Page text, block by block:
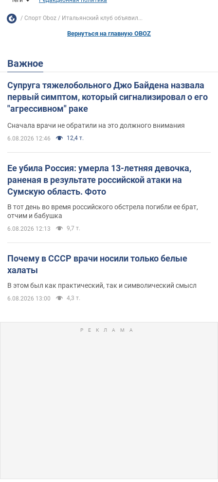
Спорт Oboz Итальянский клуб объявил...
Вернуться на главную OBOZ
Важное
Супруга тяжелобольного Джо Байдена назвала
первый симптом, который сигнализировал о его
"агрессивном" раке
Сначала врачи не обратили на это должного внимания
6.08.2026 12:46 12,4 т.
Ее убила Россия: умерла 13-летняя девочка,
раненая в результате российской атаки на
Сумскую область. Фото
В тот день во время российского обстрела погибли ее брат,
отчим и бабушка
6.08.2026 12:13 9,7 т.
Почему в СССР врачи носили только белые
халаты
В этом был как практический, так и символический смысл
6.08.2026 13:00 4,3 т.